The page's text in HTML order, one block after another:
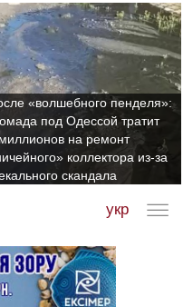
«волшебного пенделя»:
под Одессой тратит
на ремонт
коллектора из-за
скандала
укр